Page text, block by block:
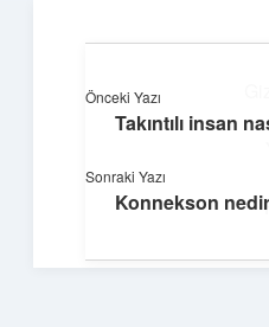
Günlük yaşama tat
Önceki Yazı
Takıntılı insan
Sonraki Yazı
Konnekson